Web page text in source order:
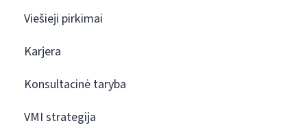
Viešieji pirkimai
Karjera
Konsultacinė taryba
VMI strategija